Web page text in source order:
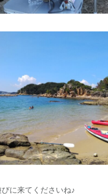
びに来てくださいね♪